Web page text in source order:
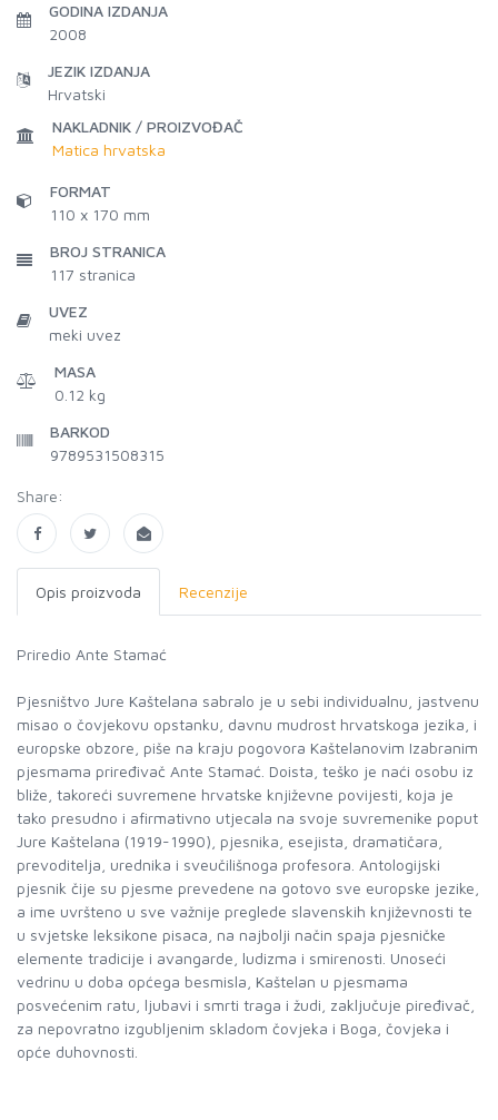
GODINA IZDANJA
2008
JEZIK IZDANJA
Hrvatski
NAKLADNIK / PROIZVOĐAČ
Matica hrvatska
FORMAT
110 x 170 mm
BROJ STRANICA
117 stranica
UVEZ
meki uvez
MASA
0.12 kg
BARKOD
9789531508315
Share:
Opis proizvoda Recenzije
Priredio Ante Stamać
Pjesništvo Jure Kaštelana sabralo je u sebi individualnu, jastvenu
misao o čovjekovu opstanku, davnu mudrost hrvatskoga jezika, i
europske obzore, piše na kraju pogovora Kaštelanovim Izabranim
pjesmama priređivač Ante Stamać. Doista, teško je naći osobu iz
bliže, takoreći suvremene hrvatske književne povijesti, koja je
tako presudno i afirmativno utjecala na svoje suvremenike poput
Jure Kaštelana (1919-1990), pjesnika, esejista, dramatičara,
prevoditelja, urednika i sveučilišnoga profesora. Antologijski
pjesnik čije su pjesme prevedene na gotovo sve europske jezike,
a ime uvršteno u sve važnije preglede slavenskih književnosti te
u svjetske leksikone pisaca, na najbolji način spaja pjesničke
elemente tradicije i avangarde, ludizma i smirenosti. Unoseći
vedrinu u doba općega besmisla, Kaštelan u pjesmama
posvećenim ratu, ljubavi i smrti traga i žudi, zaključuje piređivač,
za nepovratno izgubljenim skladom čovjeka i Boga, čovjeka i
opće duhovnosti.